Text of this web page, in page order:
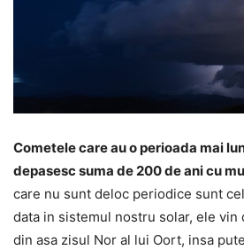
Cometele care au o perioada mai
depasesc suma de 200 de ani cu
care nu sunt deloc periodice sunt
data in sistemul nostru solar, ele vin
din asa zisul Nor al lui Oort, insa